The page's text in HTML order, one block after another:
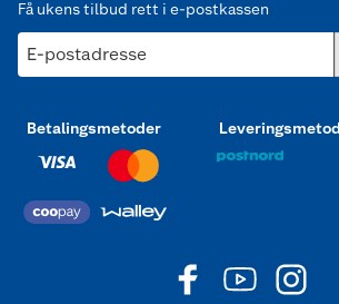
Få ukens tilbud rett i e-postkassen
E-postadresse
Betalingsmetoder